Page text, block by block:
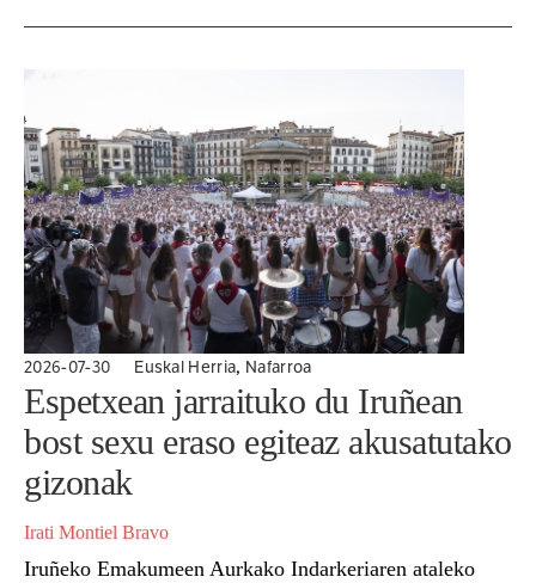
sozialetan salatu duenez, Iruñeko Udaltzaingoak
Muskerra...
2026-07-30 Euskal Herria, Nafarroa
Espetxean jarraituko du Iruñean
bost sexu eraso egiteaz akusatutako
gizonak
Irati Montiel Bravo
Iruñeko Emakumeen Aurkako Indarkeriaren ataleko